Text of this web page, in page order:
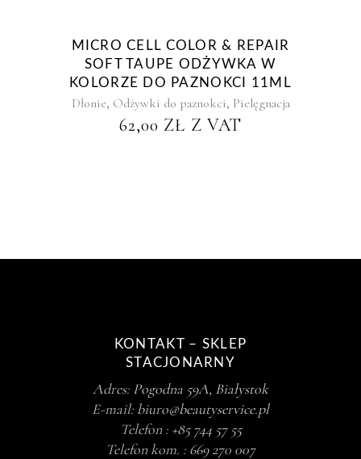
MICRO CELL COLOR & REPAIR
SOFT TAUPE ODŻYWKA W
KOLORZE DO PAZNOKCI 11ML
Dłonie, Odżywki do paznokci, Pielęgnacja
62,00 ZŁ Z VAT
KONTAKT – SKLEP
STACJONARNY
Adres: Pogodna 59A, Białystok
E-mail: biuro@beautyservice.pl
Telefon : +85 744 57 55
Telefon kom. : 669 270 007